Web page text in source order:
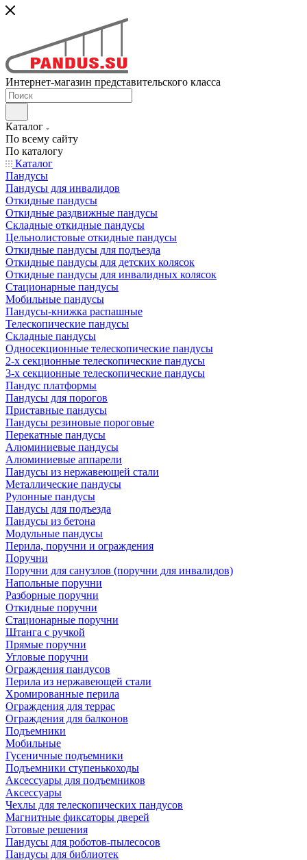
Интернет-магазин представительского класса
Каталог
По всему сайту
По каталогу
Каталог
Пандусы
Пандусы для инвалидов
Откидные пандусы
Откидные раздвижные пандусы
Складные откидные пандусы
Цельнолистовые откидные пандусы
Откидные пандусы для подъезда
Откидные пандусы для детских колясок
Откидные пандусы для инвалидных колясок
Стационарные пандусы
Мобильные пандусы
Пандусы-книжка распашные
Телескопические пандусы
Складные пандусы
Односекционные телескопические пандусы
2-х секционные телескопические пандусы
3-х секционные телескопические пандусы
Пандус платформы
Пандусы для порогов
Приставные пандусы
Пандусы резиновые пороговые
Перекатные пандусы
Алюминиевые пандусы
Алюминиевые аппарели
Пандусы из нержавеющей стали
Металлические пандусы
Рулонные пандусы
Пандусы для подъезда
Пандусы из бетона
Модульные пандусы
Перила, поручни и ограждения
Поручни
Поручни для санузлов (поручни для инвалидов)
Напольные поручни
Разборные поручни
Откидные поручни
Стационарные поручни
Штанга с ручкой
Прямые поручни
Угловые поручни
Ограждения пандусов
Перила из нержавеющей стали
Хромированные перила
Ограждения для террас
Ограждения для балконов
Подъемники
Мобильные
Гусеничные подъемники
Подъемники ступенькоходы
Аксессуары для подъемников
Аксессуары
Чехлы для телескопических пандусов
Магнитные фиксаторы дверей
Готовые решения
Пандусы для роботов-пылесосов
Пандусы для библиотек